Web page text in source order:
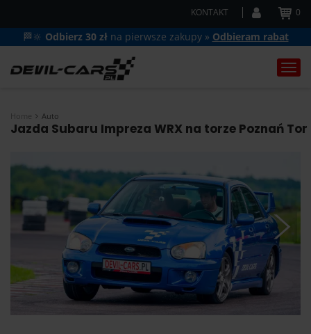
KONTAKT 0
🏁🔆 Odbierz 30 zł na pierwsze zakupy » Odbieram rabat
Home Auto
Jazda Subaru Impreza WRX na torze Poznań